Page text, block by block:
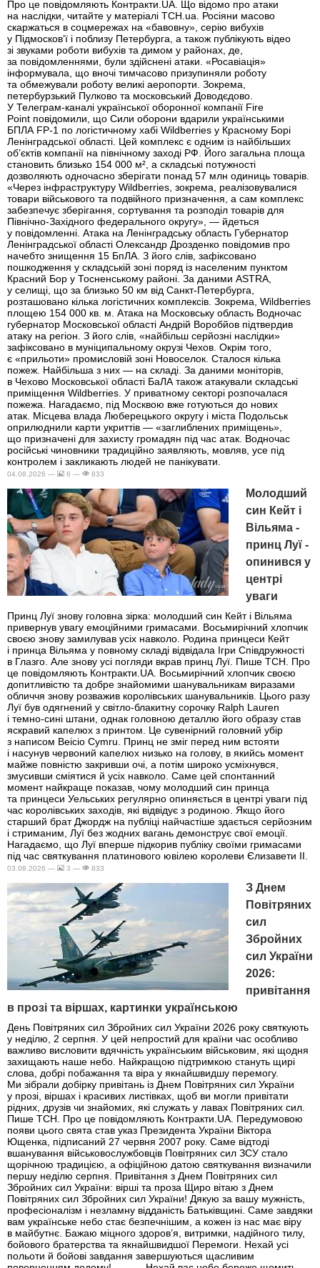
Про це повідомляють Контракти.UA. Що відомо про атаки
на наслідки, читайте у матеріалі ТСН.ua. Росіяни масово
скаржаться в соцмережах на «бавовну», серію вибухів
у Підмосков’ї і поблизу Петербурга, а також публікують відео
зі звуками роботи вибухів та димом у районах, де,
за повідомленнями, були здійснені атаки. «Росавіація»
інформувала, що вночі тимчасово призупиняли роботу
та обмежували роботу великі аеропорти. Зокрема,
петербурзький Пулково та московський Доводєдово.
У Телеграм-каналі української оборонної компанії Fire
Point повідомили, що Сили оборони вдарили українськими
БПЛА FP-1 по логістичному хабі Wildberries у Красному Борі
Ленінградської області. Цей комплекс є одним із найбільших
об’єктів компанії на північному заході РФ. Його загальна площа
становить близько 154 000 м², а складські потужності
дозволяють одночасно зберігати понад 57 млн одиниць товарів.
«Через інфраструктуру Wildberries, зокрема, реалізовувалися
товари військового та подвійного призначення, а сам комплекс
забезпечує зберігання, сортування та розподіл товарів для
Північно-Західного федерального округу», — йдеться
у повідомленні. Атака на Ленінградську область Губернатор
Ленінградської області Олександр Дрозденко повідомив про
начебто знищення 15 БпЛА. З його слів, зафіксовано
пошкодження у складській зоні поряд із населеним пунктом
Красний Бор у Тосненському районі. За даними ASTRA,
у селищі, що за близько 50 км від Санкт-Петербурга,
розташовано кілька логістичних комплексів. Зокрема, Wildberries
площею 154 000 кв. м. Атака на Московську область Водночас
губернатор Московської області Андрій Воробйов підтвердив
атаку на регіон. З його слів, «найбільш серйозні наслідки»
зафіксовано в муніципальному окрузі Чехов. Окрім того,
є «прильоти» промисловій зоні Новоселок. Сталося кілька
пожеж. Найбільша з них — на складі. За даними моніторів,
в Чехово Московської області БаЛА також атакували складські
приміщення Wildberries. У приватному секторі розпочалася
пожежа. Нагадаємо, під Москвою вже готуються до нових
атак. Місцева влада Люберецького округу і міста Подольськ
оприлюднили карти укриттів — «заглиблених приміщень»,
що призначені для захисту громадян під час атак. Водночас
російські чиновники традиційно заявляють, мовляв, усе під
контролем і закликають людей не панікувати.
04.08.2026 — 6 — 833
Молодший
син Кейт і
Вільяма -
принц Луї -
опинився у
центрі
уваги
Принц Луї знову головна зірка: молодший син Кейт і Вільяма
привернув увагу емоційними гримасами. Восьмирічний хлопчик
своєю знову замилував усіх навколо. Родина принцеси Кейт
і принца Вільяма у повному складі відвідала Ігри Співдружності
в Глазго. Але знову усі погляди вкрав принц Луї. Пише ТСН. Про
це повідомляють Контракти.UA. Восьмирічний хлопчик своєю
допитливістю та добре знайомими шанувальникам виразами
обличчя знову розважив королівських шанувальників. Цього разу
Луї був одягнений у світло-блакитну сорочку Ralph Lauren
і темно-сині штани, однак головною деталлю його образу став
яскравий капелюх з принтом. Це сувенірний головний убір
з написом Beicio Cymru. Принц не зміг перед ним встояти
і насунув червоний капелюх низько на голову, в якийсь момент
майже повністю закривши очі, а потім широко усміхнувся,
змусивши сміятися й усіх навколо. Саме цей спонтанний
момент найкраще показав, чому молодший син принца
та принцеси Уельських регулярно опиняється в центрі уваги під
час королівських заходів, які відвідує з родиною. Якщо його
старший брат Джордж на публіці найчастіше здається серйозним
і стриманим, Луї без жодних вагань демонструє свої емоції.
Нагадаємо, що Луї вперше підкорив публіку своїми гримасами
під час святкування платинового ювілею королеви Єлизавети II.
03.08.2026 — 3 — 833
З Днем
Повітряних
сил
Збройних
сил України
2026:
привітання
в прозі та віршах, картинки українською
День Повітряних сил Збройних сил України 2026 року святкують
у неділю, 2 серпня. У цей непростий для країни час особливо
важливо висловити вдячність українським військовим, які щодня
захищають наше небо. Найкращою підтримкою стануть щирі
слова, добрі побажання та віра у якнайшвидшу перемогу.
Ми зібрали добірку привітань із Днем Повітряних сил України
у прозі, віршах і красивих листівках, щоб ви могли привітати
рідних, друзів чи знайомих, які служать у лавах Повітряних сил.
Пише ТСН. Про це повідомляють Контракти.UA. Передумовою
появи цього свята став указ Президента України Віктора
Ющенка, підписаний 27 червня 2007 року. Саме відтоді
вшанування військовослужбовців Повітряних сил ЗСУ стало
щорічною традицією, а офіційною датою святкування визначили
першу неділю серпня. Привітання з Днем Повітряних сил
Збройних сил України: вірші та проза Щиро вітаю з Днем
Повітряних сил Збройних сил України! Дякую за вашу мужність,
професіоналізм і незламну відданість Батьківщині. Саме завдяки
вам українське небо стає безпечнішим, а кожен із нас має віру
в майбутнє. Бажаю міцного здоров’я, витримки, надійного тилу,
бойового братерства та якнайшвидшої Перемоги. Нехай усі
польоти й бойові завдання завершуються щасливим